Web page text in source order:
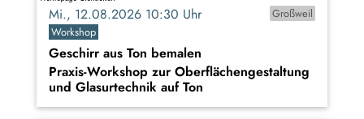
Mi., 12.08.2026 10:30 Uhr
Großweil
Workshop
Geschirr aus Ton bemalen
Praxis-Workshop zur Oberflächengestaltung
und Glasurtechnik auf Ton